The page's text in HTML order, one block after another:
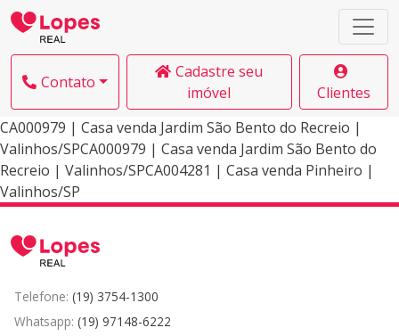
Contato
Cadastre seu
imóvel
Clientes
CA000979 | Casa venda Jardim São Bento do Recreio |
Valinhos/SPCA000979 | Casa venda Jardim São Bento do
Recreio | Valinhos/SPCA004281 | Casa venda Pinheiro |
Valinhos/SP
Telefone: (19) 3754-1300
Whatsapp: (19) 97148-6222